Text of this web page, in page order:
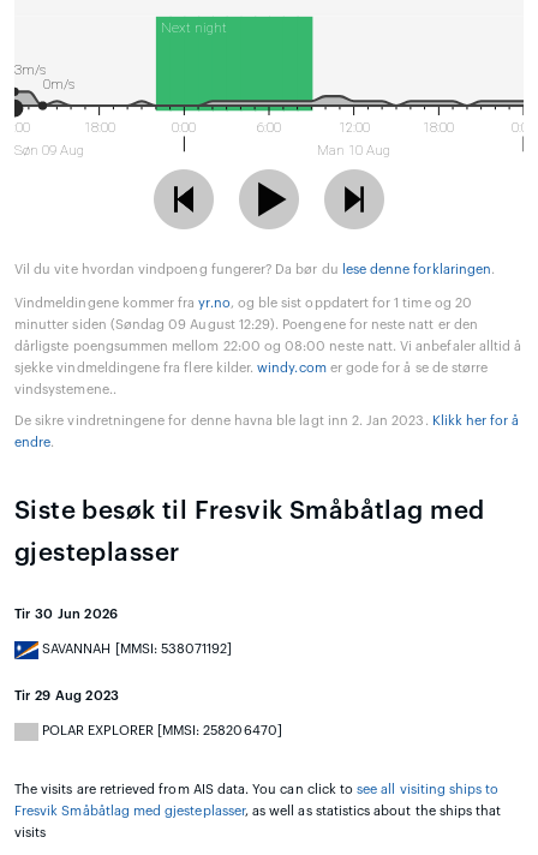
Next night
Søn 09 Aug
18:00 0:00 6:00
12:00
Man 10 Aug
18:00 0:00
3m/s
0m/s
Vil du vite hvordan vindpoeng fungerer? Da bør du lese denne forklaringen.
Vindmeldingene kommer frayr.no, og ble sist oppdatert for 1 time og 20
minutter siden (Søndag 09 August 12:29). Poengene for neste natt er den
dårligste poengsummen mellom 22:00 og 08:00 neste natt. Vi anbefaler alltid å
sjekke vindmeldingene fra flere kilder.windy.comer gode for å se de større
vindsystemene..
De sikre vindretningene for denne havna ble lagt inn 2. Jan 2023. Klikk her for å
endre.
Siste besøk til Fresvik Småbåtlag med
gjesteplasser
Tir 30 Jun 2026
SAVANNAH [MMSI: 538071192]
Tir 29 Aug 2023
POLAR EXPLORER [MMSI: 258206470]
The visits are retrieved from AIS data. You can click tosee all visiting ships to
Fresvik Småbåtlag med gjesteplasser, as well as statistics about the ships that
visits